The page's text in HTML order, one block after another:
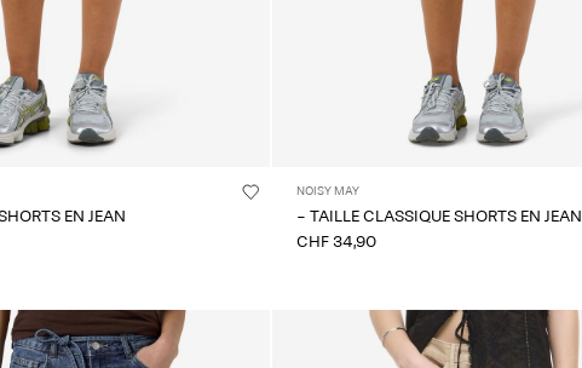
EN JEAN
NOISY MAY
- TAILLE CLASSIQUE SHORTS EN JEAN
CHF 34,90